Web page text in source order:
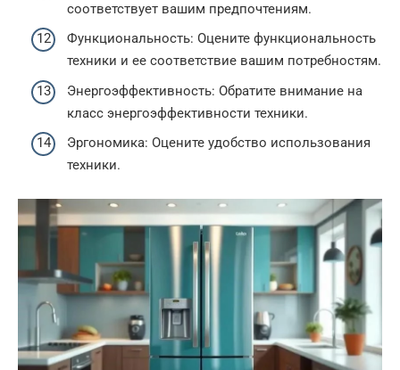
соответствует вашим предпочтениям.
Функциональность: Оцените функциональность
техники и ее соответствие вашим потребностям.
Энергоэффективность: Обратите внимание на
класс энергоэффективности техники.
Эргономика: Оцените удобство использования
техники.